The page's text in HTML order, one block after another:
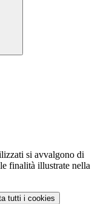
si avvalgono di
finalità illustrate nella
tutti i cookies